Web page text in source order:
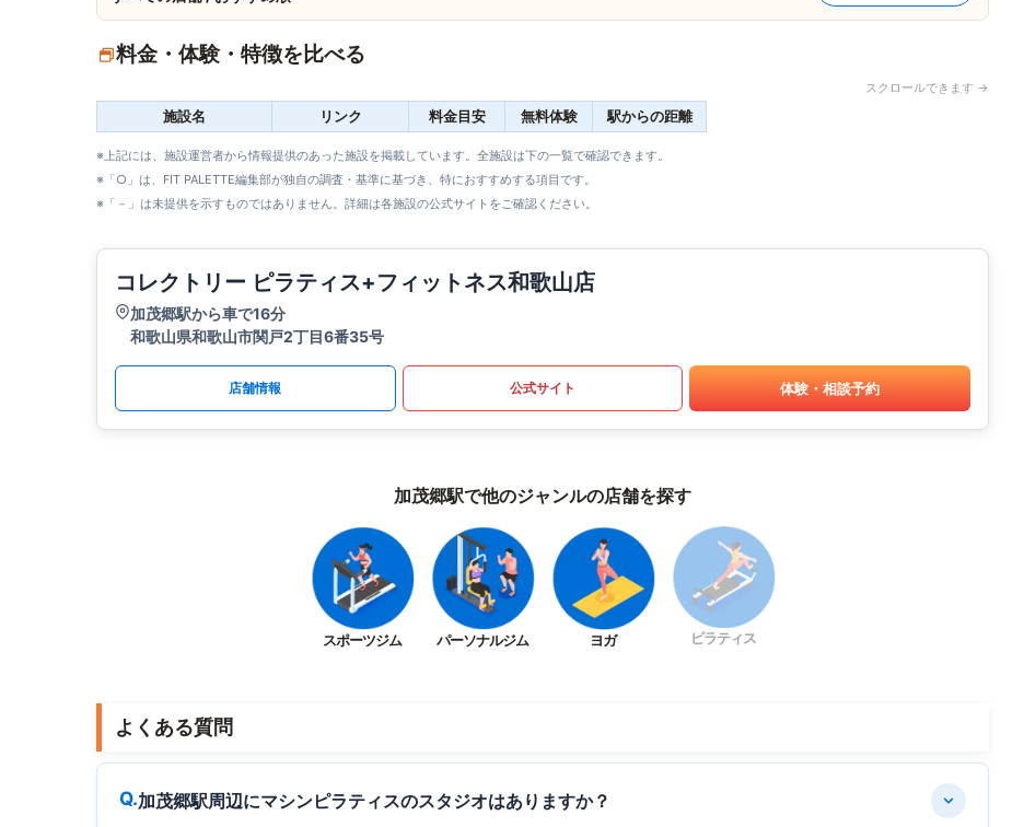
料金・体験・特徴を比べる
スクロールできます →
施設名 リンク 料金目安 無料体験 駅からの距離
※上記には、施設運営者から情報提供のあった施設を掲載しています。全施設は下の一覧で確認できます。
※「○」は、FIT PALETTE編集部が独自の調査・基準に基づき、特におすすめする項目です。
※「－」は未提供を示すものではありません。詳細は各施設の公式サイトをご確認ください。
コレクトリー ピラティス+フィットネス和歌山店
加茂郷駅から車で16分
和歌山県和歌山市関戸2丁目6番35号
店舗情報 公式サイト 体験・相談予約
加茂郷駅で他のジャンルの店舗を探す
スポーツジム パーソナルジム ヨガ ピラティス
よくある質問
加茂郷駅周辺にマシンピラティスのスタジオはありますか？